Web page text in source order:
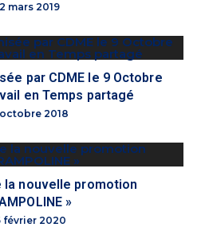
mars 2019
par CDME le 9 Octobre
en Temps partagé
octobre 2018
la nouvelle promotion
»
février 2020